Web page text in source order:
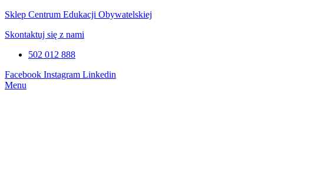
Sklep Centrum Edukacji Obywatelskiej
Skontaktuj się z nami
502 012 888
Facebook Instagram Linkedin
Menu